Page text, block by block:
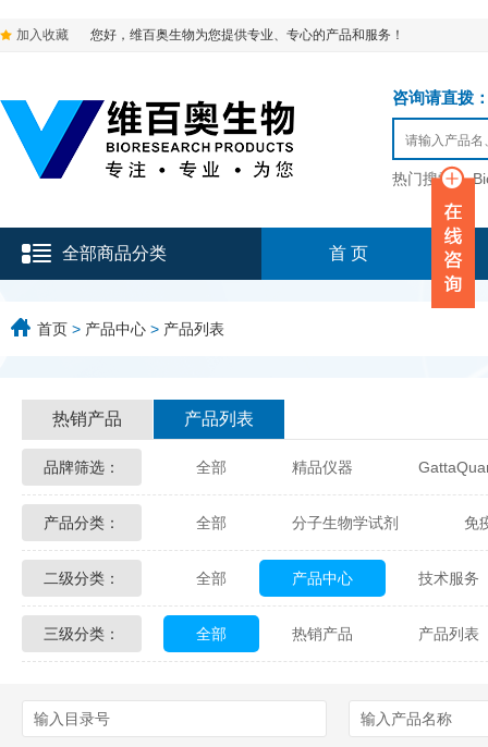
加入收藏 您好，维百奥生物为您提供专业、专心的产品和服务！
咨询请直拨
热门搜索：
全部商品分类 首 页
首页 > 产品中心 > 产品列表
热销产品 产品列表
品牌筛选： 全部 精品仪器
Glycon Biochem Sterlitech
Echelon Biosciences Verichem
Affinity Biologicals Kingfisher
产品分类： 全部 分子生物学试剂 免
化学及生物化学试剂 材料学试剂
二级分类： 全部 产品中心 技术服务
配送方式 售后服务 技术
三级分类： 全部 热销产品 产品列表